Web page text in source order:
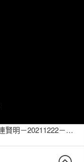
110-1－醫病風險數據與醫療照護管理－連賢明－20211222－透過健保數據討論醫療政策-5